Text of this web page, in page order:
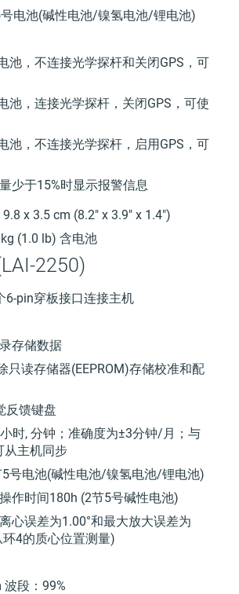
电池(碱性电池/镍氢电池/锂电池)
池，不连接光学探杆和关闭GPS，可
池，连接光学探杆，关闭GPS，可使
池，不连接光学探杆，启用GPS，可
少于15%时显示报警信息
x 3.5 cm (8.2" x 3.9" x 1.4")
(1.0 lb) 含电池
2250)
6-pin穿板接口连接主机
存储数据
只读存储器(EEPROM)存储校准和配
反馈键盘
小时, 分钟；准确度为±3分钟/月；与
从主机同步
号电池(碱性电池/镍氢电池/锂电池)
作时间180h (2节5号碱性电池)
心误差为1.00°和最大放大误差为
环4的质心位置测量)
段：99%